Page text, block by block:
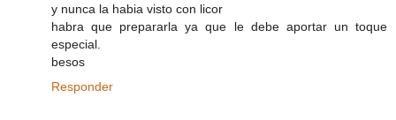
y nunca la habia visto con licor
habra que prepararla ya que le debe aportar un toque
especial.
besos
Responder